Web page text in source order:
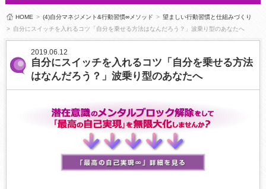
HOME > (4)自分マネジメント&行動習慣∞メソッド > 望ましい行動習慣と仕組みづくり
> 自分にスイッチを入れるコツ「自分を乗せる方法はなんだろう？」波乗り型のあなたへ
2019.06.12
自分にスイッチを入れるコツ「自分を乗せる方法
はなんだろう？」波乗り型のあなたへ